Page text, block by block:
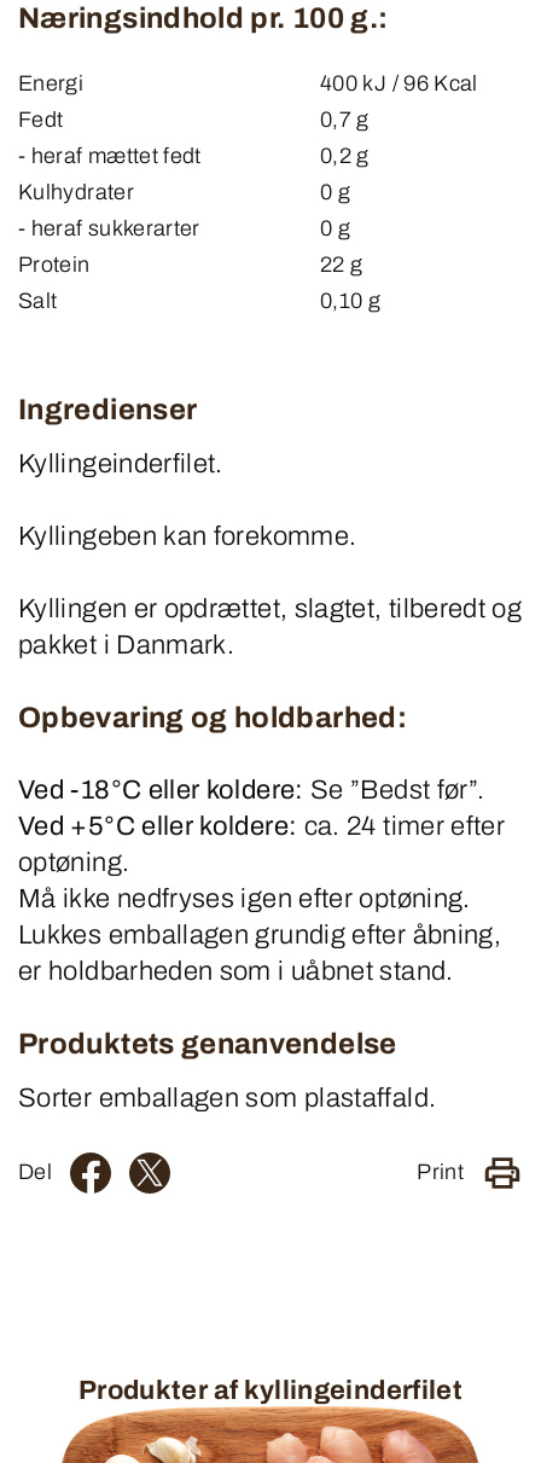
Næringsindhold pr. 100 g.:
Energi
400 kJ / 96 Kcal
Fedt
0,7 g
- heraf mættet fedt
0,2 g
Kulhydrater
0 g
- heraf sukkerarter
0 g
Protein
22 g
Salt
0,10 g
Ingredienser
Kyllingeinderfilet.
Kyllingeben kan forekomme.
Kyllingen er opdrættet, slagtet, tilberedt og
pakket i Danmark.
Opbevaring og holdbarhed:
Ved -18°C eller koldere: Se ”Bedst før”.
Ved +5°C eller koldere: ca. 24 timer efter
optøning.
Må ikke nedfryses igen efter optøning.
Lukkes emballagen grundig efter åbning,
er holdbarheden som i uåbnet stand.
Produktets genanvendelse
Sorter emballagen som plastaffald.
Del Print
Produkter af kyllingeinderfilet